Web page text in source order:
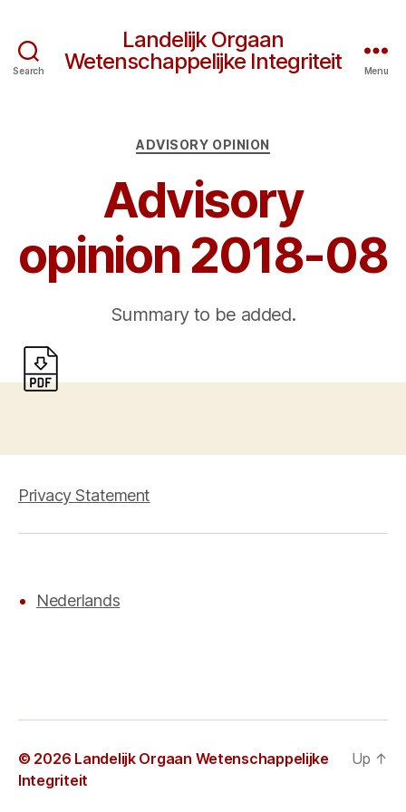
Search
Landelijk Orgaan
Wetenschappelijke Integriteit
Menu
Categories
ADVISORY OPINION
Advisory
opinion 2018-08
Summary to be added.
Privacy Statement
Nederlands
© 2026 Landelijk Orgaan Wetenschappelijke
Integriteit
Up ↑